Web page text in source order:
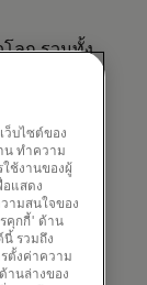
โลก รวมทั้ง
สัมผัส
ร้านค้า
ว็บไซต์ของ
น ทำความ
ช้งานของผู้
อแสดง
ามสนใจของ
คุกกี้' ด้าน
นี้ รวมถึง
ตั้งค่าความ
านล่างของ